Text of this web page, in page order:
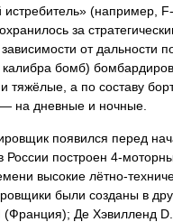
истребитель» (например,
за
от дальности
калибра бомб)
тяжёлые, а по составу
на дневные и ночные.
появился перед
России построен 4-
высокие лётно-
были созданы в
(Франция); Де Хэвилленд